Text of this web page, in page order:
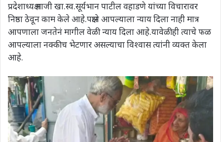
प्रदेशाध्यक्ष माजी खा.स्व.सूर्यभान पाटील वहाडणे यांच्या विचारावर
निष्ठा ठेवून काम केले आहे.पक्षाने आपल्याला न्याय दिला नाही मात्र
आपणाला जनतेनं मागील वेळी न्याय दिला आहे.यावेळीही त्याचे फळ
आपल्याला नक्कीच भेटणार असल्याचा विश्वास त्यांनी व्यक्त केला
आहे.